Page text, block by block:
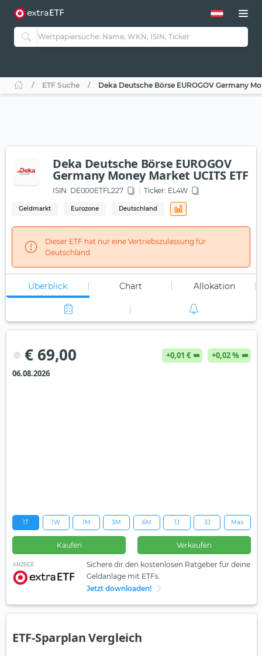
ETF Suche Deka Deutsche Börse EUROGOV Germany
Deka Deutsche Börse EUROGOV
Germany Money Market UCITS ETF
ISIN: DE000ETFL227 Ticker: EL4W
Geldmarkt Eurozone Deutschland
Dieser ETF hat nur eine Vertriebszulassung für
Deutschland.
Überblick Chart Allokation
€ 69,00 +0,01 €
+0,02 %
06.08.2026
1T 1W 1M 3M 6M 1J 3J Max
Kaufen Verkaufen
ANZEIGE
Sichere dir den kostenlosen Ratgeber für deine
Geldanlage mit ETFs.
Jetzt downloaden!
ETF-Sparplan Vergleich